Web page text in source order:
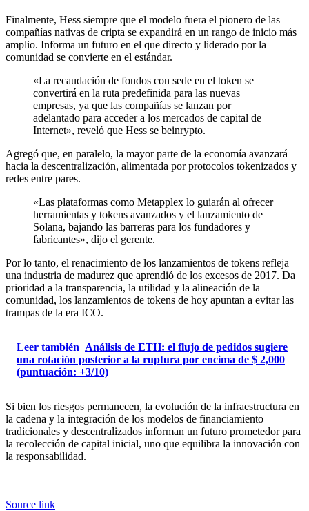
Finalmente, Hess siempre que el modelo fuera el pionero de las
compañías nativas de cripta se expandirá en un rango de inicio más
amplio. Informa un futuro en el que directo y liderado por la
comunidad se convierte en el estándar.
«La recaudación de fondos con sede en el token se
convertirá en la ruta predefinida para las nuevas
empresas, ya que las compañías se lanzan por
adelantado para acceder a los mercados de capital de
Internet», reveló que Hess se beinrypto.
Agregó que, en paralelo, la mayor parte de la economía avanzará
hacia la descentralización, alimentada por protocolos tokenizados y
redes entre pares.
«Las plataformas como Metapplex lo guiarán al ofrecer
herramientas y tokens avanzados y el lanzamiento de
Solana, bajando las barreras para los fundadores y
fabricantes», dijo el gerente.
Por lo tanto, el renacimiento de los lanzamientos de tokens refleja
una industria de madurez que aprendió de los excesos de 2017. Da
prioridad a la transparencia, la utilidad y la alineación de la
comunidad, los lanzamientos de tokens de hoy apuntan a evitar las
trampas de la era ICO.
Leer también Análisis de ETH: el flujo de pedidos sugiere
una rotación posterior a la ruptura por encima de $ 2,000
(puntuación: +3/10)
Si bien los riesgos permanecen, la evolución de la infraestructura en
la cadena y la integración de los modelos de financiamiento
tradicionales y descentralizados informan un futuro prometedor para
la recolección de capital inicial, uno que equilibra la innovación con
la responsabilidad.
Source link